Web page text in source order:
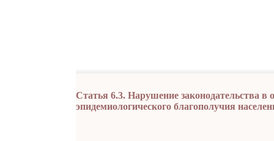
Статья 6.3. Нарушение законодательства в
эпидемиологического благополучия